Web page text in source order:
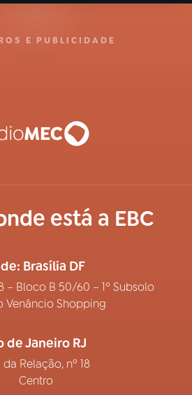
E PUBLICIDADE
está a EBC
Brasília DF
– Bloco B 50/60 – 1º Subsolo
Venâncio Shopping
de Janeiro RJ
da Relação, nº 18
Centro